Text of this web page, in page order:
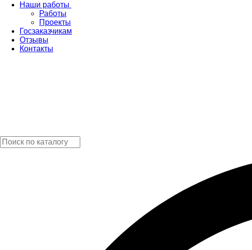
Наши работы
Работы
Проекты
Госзаказчикам
Отзывы
Контакты